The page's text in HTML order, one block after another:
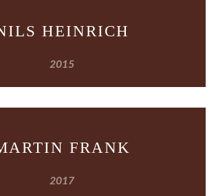
HEINRICH
2015
FRANK
2017